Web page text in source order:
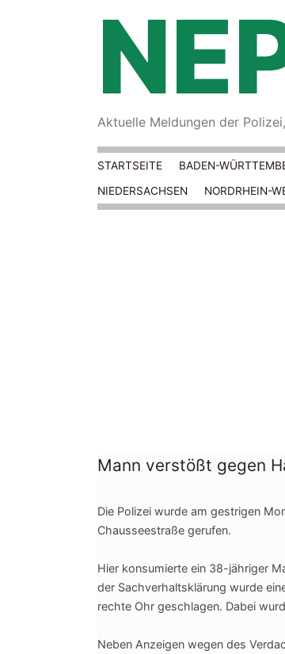
Aktuelle Meldungen der
STARTSEITE BADEN-
NIEDERSACHSEN
NORDRHEIN-
Mann verstößt gegen
Die Polizei wurde am gestrigen
Chausseestraße gerufen.
Hier konsumierte ein 38-jähriger
der Sachverhaltsklärung wurde
rechte Ohr geschlagen. Dabei
Neben Anzeigen wegen des